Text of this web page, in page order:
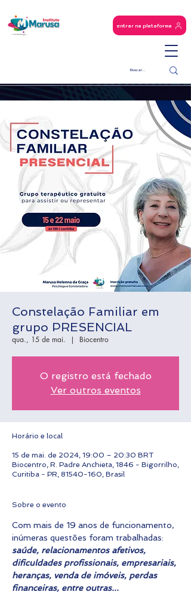
entrar na plataforma
Constelação Familiar em
grupo PRESENCIAL
qua., 15 de mai.
  |
Biocentro
O registro está fechado
Ver outros eventos
Horário e local
15 de mai. de 2024, 19:00 – 20:30 BRT
Biocentro, R. Padre Anchieta, 1846 - Bigorrilho,
Curitiba - PR, 81540-160, Brasil
Sobre o evento
Com mais de 19 anos de funcionamento,
inúmeras questões foram trabalhadas:
saúde, relacionamentos afetivos,
dificuldades profissionais, empresariais,
heranças, venda de imóveis, perdas
financeiras, entre outras...